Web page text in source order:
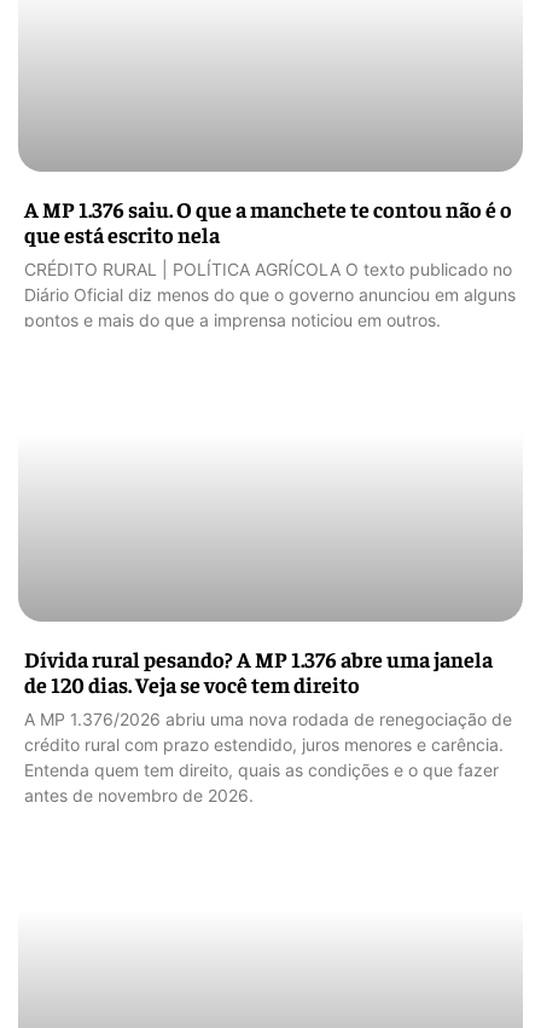
A MP 1.376 saiu. O que a manchete te contou não é o
que está escrito nela
CRÉDITO RURAL | POLÍTICA AGRÍCOLA O texto publicado no
Diário Oficial diz menos do que o governo anunciou em alguns
pontos e mais do que a imprensa noticiou em outros.
Dívida rural pesando? A MP 1.376 abre uma janela
de 120 dias. Veja se você tem direito
A MP 1.376/2026 abriu uma nova rodada de renegociação de
crédito rural com prazo estendido, juros menores e carência.
Entenda quem tem direito, quais as condições e o que fazer
antes de novembro de 2026.